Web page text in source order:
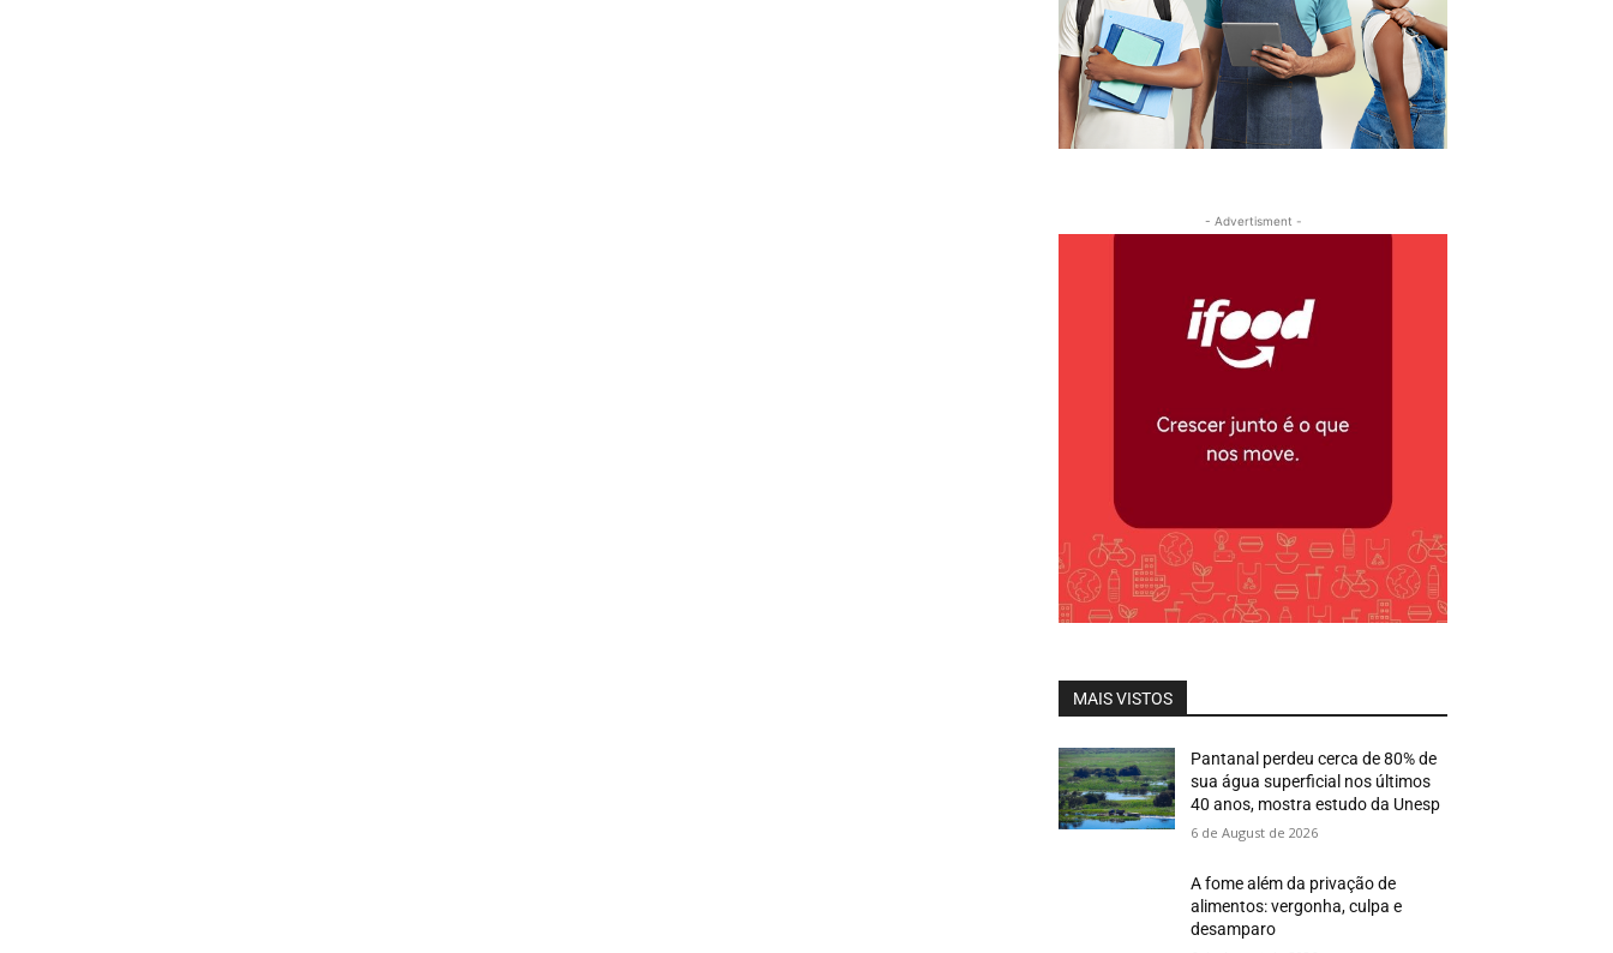
- Advertisment -
MAIS VISTOS
Pantanal perdeu cerca de 80% de
sua água superficial nos últimos
40 anos, mostra estudo da Unesp
6 de August de 2026
A fome além da privação de
alimentos: vergonha, culpa e
desamparo